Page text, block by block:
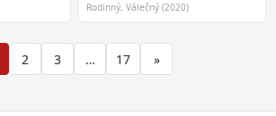
Rodinný, Válečný (2020)
2 3 … 17 »